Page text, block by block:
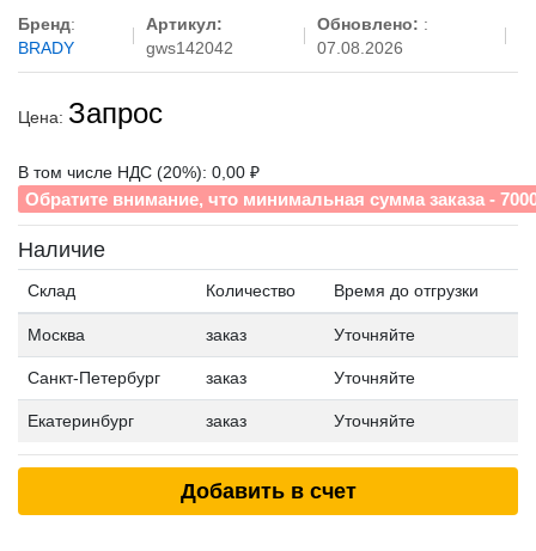
Бренд:
BRADY
Артикул:
gws142042
Обновлено: :
07.08.2026
Цена: Запрос
В том числе НДС (20%): 0,00 ₽
Обратите внимание, что минимальная сумма заказа -
Наличие
Склад Количество Время до отгрузки
Москва заказ Уточняйте
Санкт-Петербург заказ Уточняйте
Екатеринбург заказ Уточняйте
Добавить в счет